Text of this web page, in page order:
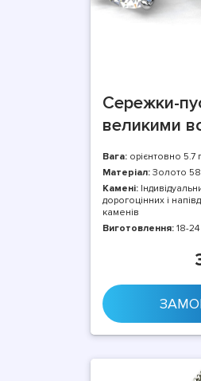
Сережки-
великими
vc4005
Вага: орієнтовно 5.7
Матеріал: Золото
Камені:
дорогоцінних і
каменів
Виготовлення: 18-